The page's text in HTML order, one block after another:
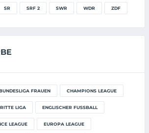
SR SRF 2 SWR WDR ZDF
FRAUEN CHAMPIONS LEAGUE
LIGA ENGLISCHER FUSSBALL
LEAGUE EUROPA LEAGUE